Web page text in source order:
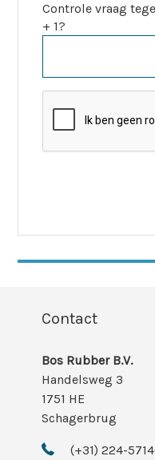
Controle vraag
+ 1?
Contact
Bos Rubber B.V.
Handelsweg 3
1751 HE
Schagerbrug
(+31) 224-